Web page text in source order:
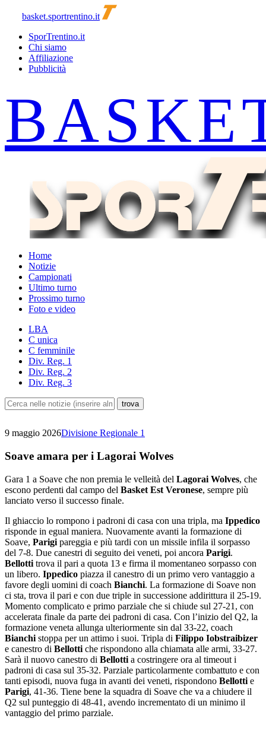
basket.sportrentino.it
SporTrentino.it
Chi siamo
Affiliazione
Pubblicità
Home
Notizie
Campionati
Ultimo turno
Prossimo turno
Foto e video
LBA
C unica
C femminile
Div. Reg. 1
Div. Reg. 2
Div. Reg. 3
9 maggio 2026Divisione Regionale 1
Soave amara per i Lagorai Wolves
Gara 1 a Soave che non premia le velleità del Lagorai Wolves, che
escono perdenti dal campo del Basket Est Veronese, sempre più
lanciato verso il successo finale.
Il ghiaccio lo rompono i padroni di casa con una tripla, ma Ippedico
risponde in egual maniera. Nuovamente avanti la formazione di
Soave, Parigi pareggia e più tardi con un missile infila il sorpasso
del 7-8. Due canestri di seguito dei veneti, poi ancora Parigi.
Bellotti trova il pari a quota 13 e firma il momentaneo sorpasso con
un libero. Ippedico piazza il canestro di un primo vero vantaggio a
favore degli uomini di coach Bianchi. La formazione di Soave non
ci sta, trova il pari e con due triple in successione addirittura il 25-19.
Momento complicato e primo parziale che si chiude sul 27-21, con
accelerata finale da parte dei padroni di casa. Con l’inizio del Q2, la
formazione veneta allunga ulteriormente sin dal 33-22, coach
Bianchi stoppa per un attimo i suoi. Tripla di Filippo Iobstraibizer
e canestro di Bellotti che rispondono alla chiamata alle armi, 33-27.
Sarà il nuovo canestro di Bellotti a costringere ora al timeout i
padroni di casa sul 35-32. Parziale particolarmente combattuto e con
tanti episodi, nuova fuga in avanti dei veneti, rispondono Bellotti e
Parigi, 41-36. Tiene bene la squadra di Soave che va a chiudere il
Q2 sul punteggio di 48-41, avendo incrementato di un minimo il
vantaggio del primo parziale.